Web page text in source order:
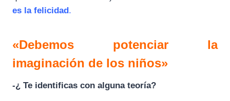
es la felicidad .
«Debemos potenciar la
imaginación de los niños»
-¿ Te identificas con alguna teoría?